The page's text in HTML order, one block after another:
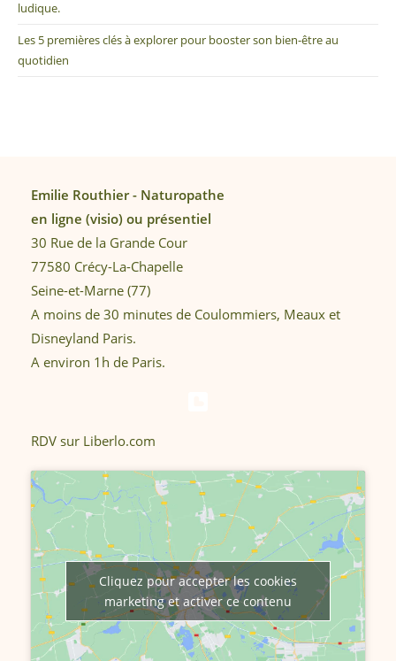
ludique.
Les 5 premières clés à explorer pour booster son bien-être au
quotidien
Emilie Routhier - Naturopathe
en ligne (visio) ou présentiel
30 Rue de la Grande Cour
77580 Crécy-La-Chapelle
Seine-et-Marne (77)
A moins de 30 minutes de Coulommiers, Meaux et
Disneyland Paris.
A environ 1h de Paris.
RDV sur Liberlo.com
Cliquez pour accepter les cookies
marketing et activer ce contenu